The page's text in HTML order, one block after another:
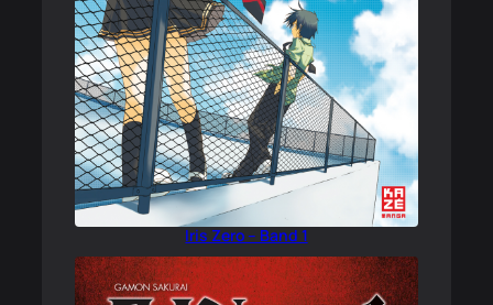
Iris Zero – Band 1